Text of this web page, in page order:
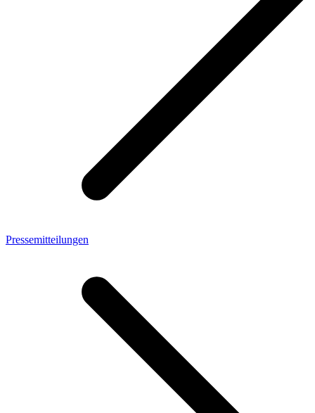
Pressemitteilungen